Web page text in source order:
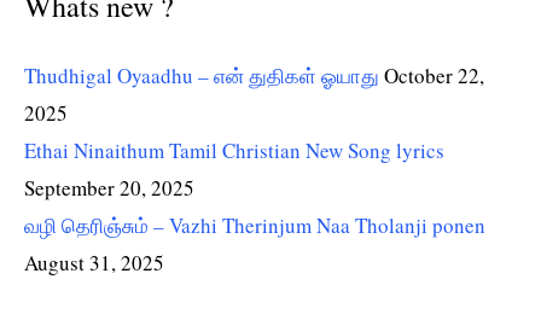
Thudhigal Oyaadhu – என் துதிகள் ஓயாது October 22,
2025
Ethai Ninaithum Tamil Christian New Song lyrics
September 20, 2025
வழி தெரிஞ்சும் – Vazhi Therinjum Naa Tholanji ponen
August 31, 2025